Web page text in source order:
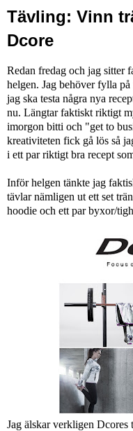
Tävling: Vinn
Dcore
Redan fredag och jag sitter
helgen. Jag behöver fylla
jag ska testa några nya
nu. Längtar faktiskt riktigt
imorgon bitti och "get to
kreativiteten fick gå lös så
i ett par riktigt bra recept
Inför helgen tänkte jag
tävlar nämligen ut ett set
hoodie och ett par byxor/
Jag älskar verkligen Dcores